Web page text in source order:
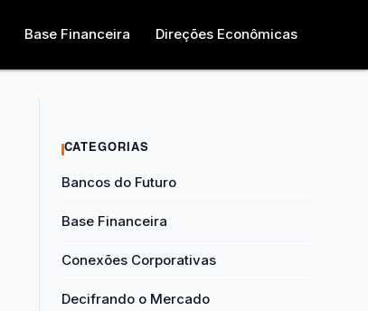
Base Financeira Direções Econômicas
CATEGORIAS
Bancos do Futuro
Base Financeira
Conexões Corporativas
Decifrando o Mercado